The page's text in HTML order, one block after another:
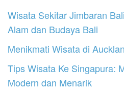
Wisata Sekitar Jimbaran
Alam dan Budaya Bali
Menikmati Wisata di
Tips Wisata Ke Singapura:
Modern dan Menarik